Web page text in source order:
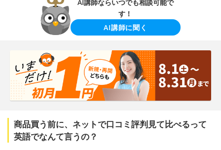
AI講師ならいつでも相談可能で
す！
AI講師に聞く
商品買う前に、ネットで口コミ評判見て比べるって
英語でなんて言うの？